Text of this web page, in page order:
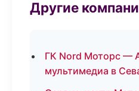
Другие
ГК Nord Моторс —
мультимедиа в